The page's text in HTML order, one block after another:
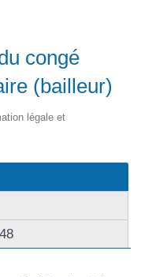
congé
(bailleur)
légale et